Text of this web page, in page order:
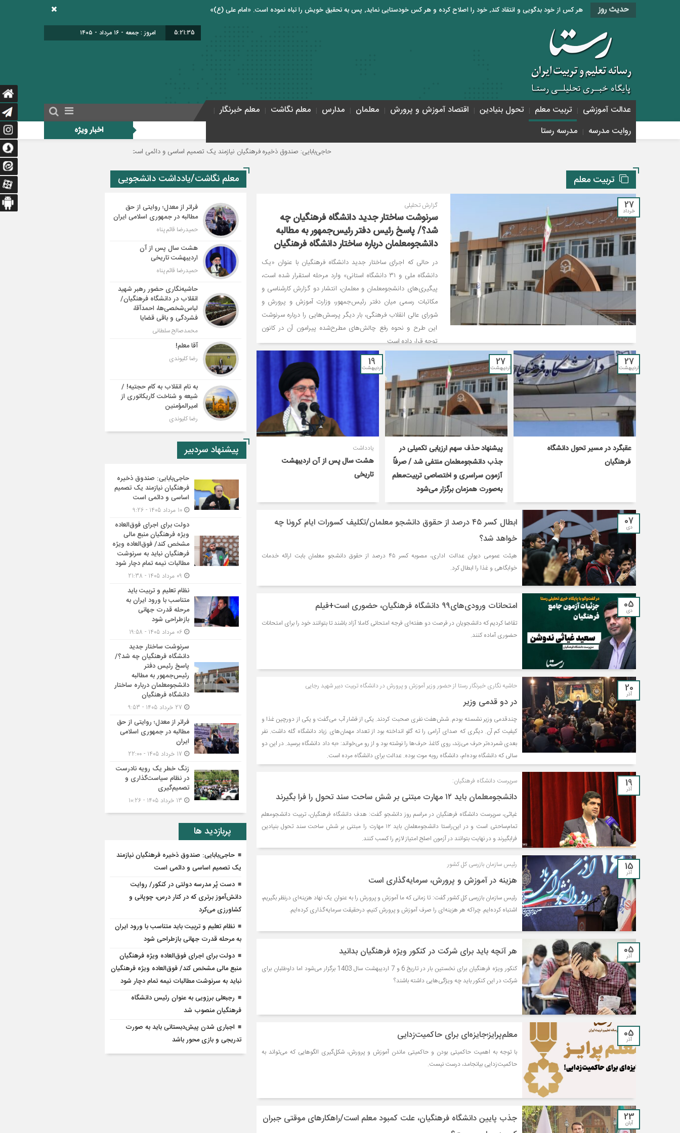
حدیث روز هر کس از خود بدگویی و انتقاد کند٬ خود را اصلاح کرده و هر کس خودستایی نماید٬ پس به تحقیق خویش را تباه نموده است. «امام علی (ع)»
5:21:35 امروز : جمعه - ۱۶ مرداد - ۱۴۰۵
عدالت آموزشی تربیت معلم تحول بنیادین اقتصاد آموزش و پرورش معلمان مدارس معلم نگاشت
معلم خبرنگار
روایت مدرسه
مدرسه رستا اخبار ویژه
حاجی‌بابایی: صندوق ذخیره فرهنگیان نیازمند یک تصمیم اساسی و دائمی است دولت برای اجرای فوق‌العاده ویژه فرهنگیان منبع مالی
تربیت معلم
27
خرداد
گزارش تحلیلی
سرنوشت ساختار جدید دانشگاه فرهنگیان چه
شد؟/ پاسخ رئیس دفتر رئیس‌جمهور به مطالبه
دانشجومعلمان درباره ساختار دانشگاه فرهنگیان
در حالی که اجرای ساختار جدید دانشگاه فرهنگیان با عنوان «یک
دانشگاه ملی و ۳۱ دانشگاه استانی» وارد مرحله استقرار شده است،
پیگیری‌های دانشجومعلمان و معلمان، انتشار دو گزارش کارشناسی و
مکاتبات رسمی میان دفتر رئیس‌جمهور، وزارت آموزش و پرورش و
شورای عالی انقلاب فرهنگی، بار دیگر پرسش‌هایی را درباره سرنوشت
این طرح و نحوه رفع چالش‌های مطرح‌شده پیرامون آن در کانون
توجه قرار داده است.
27
اردیبهشت
عقبگرد در مسیر تحول دانشگاه
فرهنگیان
27
اردیبهشت
پیشنهاد حذف سهم ارزیابی تکمیلی در
جذب دانشجومعلمان منتفی شد / صرفاً
آزمون سراسری و اختصاصی تربیت‌معلم
به‌صورت همزمان برگزار می‌شود
19
اردیبهشت
یادداشت
هشت سال پس از آن اردیبهشت
تاریخی
07
دی
ابطال کسر ۴۵ درصد از حقوق دانشجو معلمان/تکلیف کسورات ایام کرونا چه
خواهد شد؟
هیئت عمومی دیوان عدالت اداری، مصوبه کسر ۴۵ درصد از حقوق دانشجو معلمان بابت ارائه خدمات
خوابگاهی و غذا را ابطال کرد.
05
دی امتحانات ورودی‌های۹۹ دانشگاه فرهنگیان، حضوری است+فیلم
تقاضا كرديم كه دانشجويان در فرصت دو هفته‌ای فرجه‌ امتحانی كاملا آزاد باشند تا بتوانند خود را برای امتحانات
حضوری آماده كنند.
20
آذر
حاشیه نگاری خبرنگار رستا از حضور وزیر آموزش و پرورش در دانشگاه تربیت دبیر شهید رجایی
در دو قدمی وزیر
چندقدمی وزیر نشسته بودم. شش‌هفت نفری صحبت کردند. یکی از فشار آب می‌گفت و یکی از دورچین غذا و
کیفیت کم آن. دیگری که صدای آرامی را ته گلو انداخته بود از تعداد مهمان‌های زیاد دانشگاه گله داشت. نفر
بعدی شمرده‌تر حرف می‌زند، روی کاغذ حرف‌ها را نوشته بود و از رو می‌خواند: «به داد دانشگاه برسید. در این دو
سالی که دانشگاه بوده‌ام، دانشگاه روبه موت بوده. عدالت برای دانشگاه مرده است.
19
آذر
سرپرست دانشگاه فرهنگیان:
دانشجومعلمان باید ۱۲ مهارت مبتنی بر شش ساحت سند تحول را فرا بگیرند
غیاثی، سرپرست دانشگاه فرهنگیان در مراسم روز دانشجو گفت: هدف دانشگاه فرهنگیان، تربیت دانشجومعلم
تمام‌ساحتی است و در این‌راستا دانشجومعلمان باید ۱۲ مهارت را مبتنی بر شش ساحت سند تحول بنیادین
فرابگیرند و در نهایت بتوانند در آزمون اصلح امتیاز لازم را کسب کنند.
15
آذر
رئیس سازمان بازرسی کل کشور
هزینه در آموزش و پرورش، سرمایه‌گذاری است
رئیس سازمان بازرسی کل کشور گفت: تا زمانی که ما آموزش و پرورش را به عنوان یک نهاد هزینه‌‌ای درنظر بگیریم،
اشتباه کرده‌ایم. چراکه هر هزینه‌ای را صرف آموزش و پرورش کنیم، درحقیقت سرمایه‌گذاری کرده‌ایم.
05
آذر هر آنچه باید برای شرکت در کنکور ویژه فرهنگیان بدانید
کنکور ویژه فرهنگیان برای نخستین بار در تاریخ 6 و 7 اردیبهشت سال 1403 برگزار می‌شود اما داوطلبان برای
شرکت در این کنکور باید چه ویژگی‌هایی داشته باشند؟
05
آذر معلم‌پرایز؛جایزه‌ای برای حاکمیت‌زدایی
با توجه به اهمیت حاکمیتی بودن و حاکمیتی ماندن آموزش و پرورش، شکل‌گیری الگوهایی که می‌تواند به
حاکمیت‌زدایی بیانجامد، درست نیست.
23
آبان
جذب پایین دانشگاه فرهنگیان، علت کمبود معلم است/راهکارهای موقتی جبران
معلم نگاشت/یادداشت دانشجویی
فراتر از معدل؛ روایتی از حق
مطالبه در جمهوری اسلامی ایران
حمیدرضا قائم پناه
هشت سال پس از آن
اردیبهشت تاریخی
حمیدرضا قائم پناه
حاشیه‌نگاری حضور رهبر شهید
انقلاب در دانشگاه فرهنگیان/
لباس‌شخصی‌ها، احمدآقا،
فشردگی و باقی قضایا
محمدصالح سلطانی
آقا معلم!
رضا کلیوندی
به نام انقلاب به کام حجتیه! /
شیعه و شناخت کاریکاتوری از
امیرالمؤمنین
رضا کلیوندی
پیشنهاد سردبیر
حاجی‌بابایی: صندوق ذخیره
فرهنگیان نیازمند یک تصمیم
اساسی و دائمی است
دولت برای اجرای فوق‌العاده
ویژه فرهنگیان منبع مالی
مشخص کند/ فوق‌العاده ویژه
فرهنگیان نباید به سرنوشت
مطالبات نیمه‌ تمام دچار شود
نظام تعلیم و تربیت باید
متناسب با ورود ایران به
مرحله قدرت جهانی
بازطراحی شود
سرنوشت ساختار جدید
دانشگاه فرهنگیان چه شد؟/
پاسخ رئیس دفتر
رئیس‌جمهور به مطالبه
دانشجومعلمان درباره ساختار
دانشگاه فرهنگیان
فراتر از معدل؛ روایتی از حق
مطالبه در جمهوری اسلامی
ایران
زنگ خطر یک رویه نادرست
در نظام سیاست‌گذاری و
تصمیم‌گیری
پربازدید ها
حاجی‌بابایی: صندوق ذخیره فرهنگیان نیازمند
یک تصمیم اساسی و دائمی است
دست پُر مدرسه دولتی در کنکور/ روایت
دانش‌آموز برتری که در کنار درس، چوپانی و
کشاورزی می‌کرد
نظام تعلیم و تربیت باید متناسب با ورود ایران
به مرحله قدرت جهانی بازطراحی شود
دولت برای اجرای فوق‌العاده ویژه فرهنگیان
منبع مالی مشخص کند/ فوق‌العاده ویژه فرهنگیان
نباید به سرنوشت مطالبات نیمه‌ تمام دچار شود
رجبعلی برزویی به عنوان رئیس دانشگاه
فرهنگیان منصوب شد
اجباری شدن پیش‌دبستانی باید به صورت
تدریجی و بازی محور باشد